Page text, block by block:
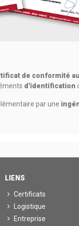
de conformité
d'identification
par une
LIENS
Certificats
Logistique
Entreprise